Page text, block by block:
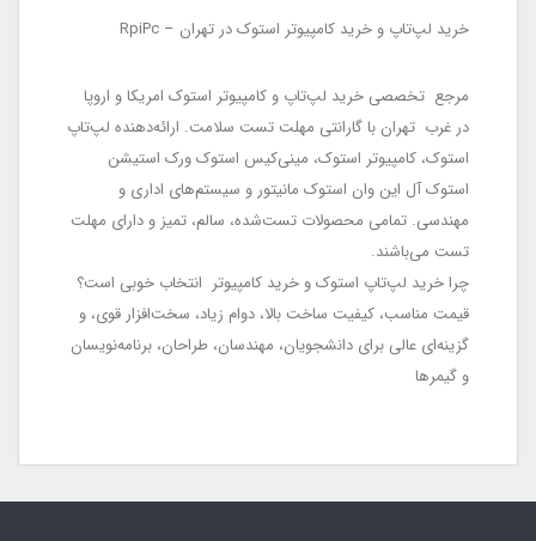
خرید لپ‌تاپ و خرید کامپیوتر استوک در تهران – RpiPc
مرجع تخصصی خرید لپ‌تاپ و کامپیوتر استوک امریکا و اروپا
در غرب تهران با گارانتی مهلت تست سلامت. ارائه‌دهنده لپ‌تاپ
استوک، کامپیوتر استوک، مینی‌کیس استوک ورک استیشن
استوک آل این وان استوک مانیتور و سیستم‌های اداری و
مهندسی. تمامی محصولات تست‌شده، سالم، تمیز و دارای مهلت
تست می‌باشند.
چرا خرید لپ‌تاپ استوک و خرید کامپیوتر انتخاب خوبی است؟
قیمت مناسب، کیفیت ساخت بالا، دوام زیاد، سخت‌افزار قوی، و
گزینه‌ای عالی برای دانشجویان، مهندسان، طراحان، برنامه‌نویسان
و گیمرها